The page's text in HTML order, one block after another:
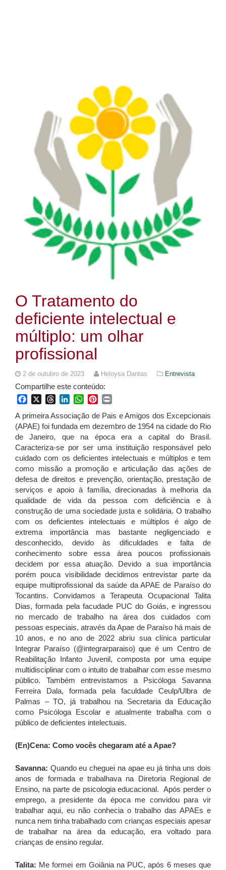
O Tratamento do
deficiente intelectual e
múltiplo: um olhar
profissional
2 de outubro de 2023 Heloysa Dantas Entrevista
Compartilhe este conteúdo:
FacebookThreadsLinkedInWhatsApp
Pinterest
A primeira Associação de Pais e Amigos dos Excepcionais
(APAE) foi fundada em dezembro de 1954 na cidade do Rio
de Janeiro, que na época era a capital do Brasil.
Caracteriza-se por ser uma instituição responsável pelo
cuidado com os deficientes intelectuais e múltiplos e tem
como missão a promoção e articulação das ações de
defesa de direitos e prevenção, orientação, prestação de
serviços e apoio à família, direcionadas à melhoria da
qualidade de vida da pessoa com deficiência e à
construção de uma sociedade justa e solidária. O trabalho
com os deficientes intelectuais e múltiplos é algo de
extrema importância mas bastante negligenciado e
desconhecido, devido às dificuldades e falta de
conhecimento sobre essa área poucos profissionais
decidem por essa atuação. Devido a sua importância
porém pouca visibilidade decidimos entrevistar parte da
equipe multiprofissional da saúde da APAE de Paraíso do
Tocantins. Convidamos a Terapeuta Ocupacional Talita
Dias, formada pela facudade PUC do Goiás, e ingressou
no mercado de trabalho na área dos cuidados com
pessoas especiais, através da Apae de Paraíso há mais de
10 anos, e no ano de 2022 abriu sua clínica particular
Integrar Paraíso (@integrarparaiso) que é um Centro de
Reabilitação Infanto Juvenil, composta por uma equipe
multidisciplinar com o intuito de trabalhar com esse mesmo
público. Também entrevistamos a Psicóloga Savanna
Ferreira Dala, formada pela faculdade Ceulp/Ulbra de
Palmas – TO, já trabalhou na Secretaria da Educação
como Psicóloga Escolar e atualmente trabalha com o
público de deficientes intelectuais.
(En)Cena: Como vocês chegaram até a Apae?
Savanna: Quando eu cheguei na apae eu já tinha uns dois
anos de formada e trabalhava na Diretoria Regional de
Ensino, na parte de psicologia educacional. Após perder o
emprego, a presidente da época me convidou para vir
trabalhar aqui, eu não conhecia o trabalho das APAEs e
nunca nem tinha trabalhado com crianças especiais apesar
de trabalhar na área da educação, era voltado para
crianças de ensino regular.
Talita: Me formei em Goiânia na PUC, após 6 meses que